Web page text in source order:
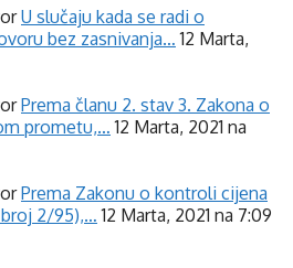
U slučaju kada se radi o
bez zasnivanja… 12 Marta,
Prema članu 2. stav 3. Zakona o
prometu,… 12 Marta, 2021 na
Prema Zakonu o kontroli cijena
broj 2/95),… 12 Marta, 2021 na 7:09